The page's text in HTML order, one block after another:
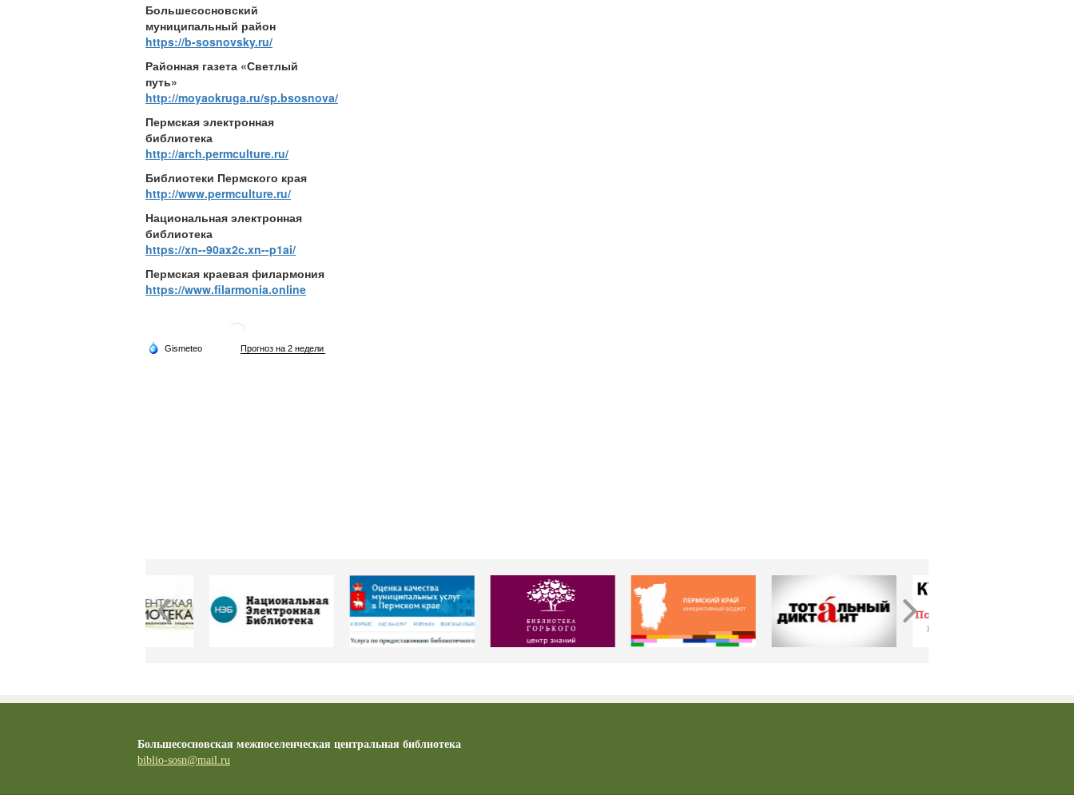
Большесосновский
муниципальный район
https://b-sosnovsky.ru/
Районная газета «Светлый
путь»
http://moyaokruga.ru/sp.bsosnova/
Пермская электронная
библиотека
http://arch.permculture.ru/
Библиотеки Пермского края
http://www.permculture.ru/
Национальная электронная
библиотека
https://xn--90ax2c.xn--p1ai/
Пермская краевая филармония
https://www.filarmonia.online
Большесосновская межпоселенческая центральная библиотека
biblio-sosn@mail.ru